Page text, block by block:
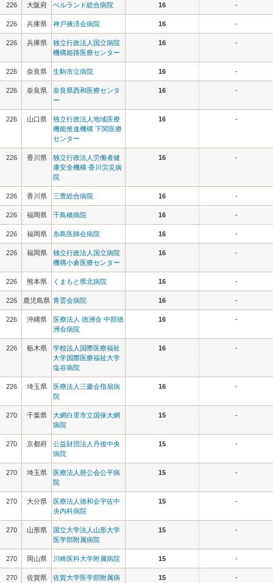
226 大阪府 ベルランド総合病院 16 -
226 兵庫県 神戸掖済会病院 16 -
226 兵庫県
独立行政法人国立病院
機構姫路医療センター
16 -
226 奈良県 生駒市立病院 16 -
226 奈良県
奈良県西和医療センタ
ー
16 -
226 山口県
独立行政法人地域医療
機能推進機構 下関医療
センター
16 -
226 香川県
独立行政法人労働者健
康安全機構 香川労災病
院
16 -
226 香川県 三豊総合病院 16 -
226 福岡県 千鳥橋病院 16 -
226 福岡県 糸島医師会病院 16 -
226 福岡県
独立行政法人国立病院
機構小倉医療センター
16 -
226 熊本県 くまもと県北病院 16 -
226 鹿児島県 青雲会病院 16 -
226 沖縄県
医療法人 徳洲会 中部徳
洲会病院
16 -
226 栃木県
学校法人国際医療福祉
大学国際医療福祉大学
塩谷病院
16 -
226 埼玉県
医療法人三慶会指扇病
院
16 -
270 千葉県
大網白里市立国保大網
病院
15 -
270 京都府
公益財団法人丹後中央
病院
15 -
270 埼玉県
医療法人慈公会公平病
院
15 -
270 大分県
医療法人徳和会宇佐中
央内科病院
15 -
270 山形県
国立大学法人山形大学
医学部附属病院
15 -
270 岡山県 川崎医科大学附属病院 15 -
270 佐賀県
佐賀大学医学部附属病
15 -